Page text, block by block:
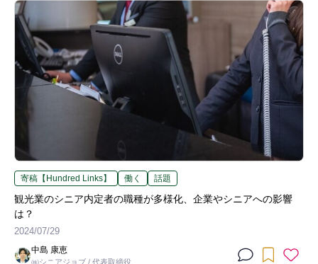
寄稿【Hundred Links】 働く 話題
観光業のシニア内定者の職種が多様化、企業やシニアへの影響
は？
2024/07/29
中島 康恵
㈱シニアジョブ / 代表取締役